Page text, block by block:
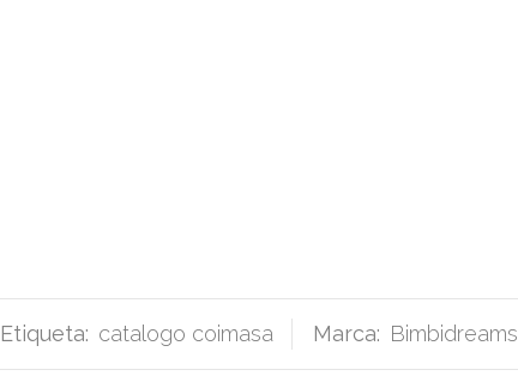
Etiqueta: catalogo coimasa Marca: Bimbidreams